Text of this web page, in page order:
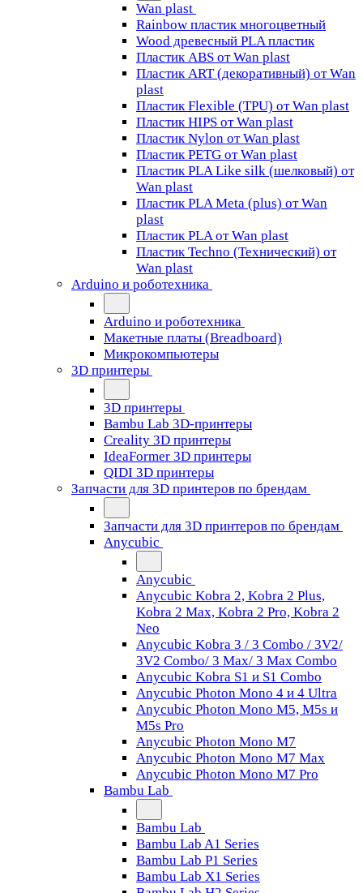
Wan plast
Rainbow пластик многоцветный
Wood древесный PLA пластик
Пластик ABS от Wan plast
Пластик ART (декоративный) от Wan
plast
Пластик Flexible (TPU) от Wan plast
Пластик HIPS от Wan plast
Пластик Nylon от Wan plast
Пластик PETG от Wan plast
Пластик PLA Like silk (шелковый) от
Wan plast
Пластик PLA Meta (plus) от Wan
plast
Пластик PLA от Wan plast
Пластик Techno (Технический) от
Wan plast
Arduino и роботехника
Arduino и роботехника
Макетные платы (Breadboard)
Микрокомпьютеры
3D принтеры
3D принтеры
Bambu Lab 3D-принтеры
Creality 3D принтеры
IdeaFormer 3D принтеры
QIDI 3D принтеры
Запчасти для 3D принтеров по брендам
Запчасти для 3D принтеров по брендам
Anycubic
Anycubic
Anycubic Kobra 2, Kobra 2 Plus,
Kobra 2 Max, Kobra 2 Pro, Kobra 2
Neo
Anycubic Kobra 3 / 3 Combo / 3V2/
3V2 Combo/ 3 Max/ 3 Max Combo
Anycubic Kobra S1 и S1 Combo
Anycubic Photon Mono 4 и 4 Ultra
Anycubic Photon Mono M5, M5s и
M5s Pro
Anycubic Photon Mono M7
Anycubic Photon Mono M7 Max
Anycubic Photon Mono M7 Pro
Bambu Lab
Bambu Lab
Bambu Lab A1 Series
Bambu Lab P1 Series
Bambu Lab X1 Series